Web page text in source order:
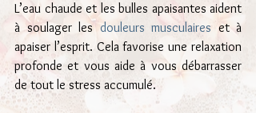
L’eau chaude et les bulles apaisantes aident
à soulager les douleurs musculaires et à
apaiser l’esprit. Cela favorise une relaxation
profonde et vous aide à vous débarrasser
de tout le stress accumulé.